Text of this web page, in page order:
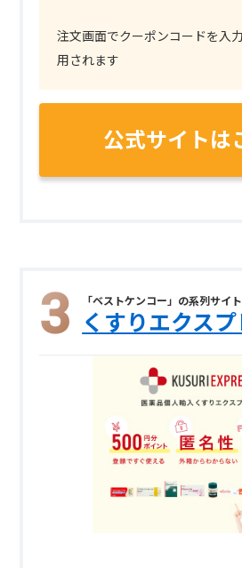
注文画面でクーポンコードを入
用されます
公式サイトは
「ベストケンコー」の系列サイト
くすりエクス